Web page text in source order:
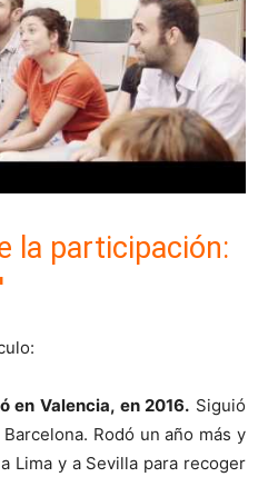
la participación:
en Valencia, en 2016. Siguió
Rodó un año más y
Lima y a Sevilla para recoger